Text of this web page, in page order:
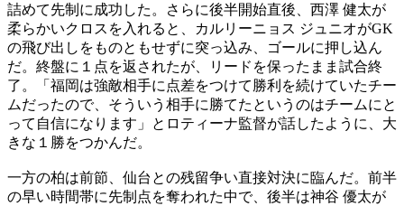
詰めて先制に成功した。さらに後半開始直後、西澤 健太が
柔らかいクロスを入れると、カルリーニョス ジュニオがGK
の飛び出しをものともせずに突っ込み、ゴールに押し込ん
だ。終盤に１点を返されたが、リードを保ったまま試合終
了。「福岡は強敵相手に点差をつけて勝利を続けていたチー
ムだったので、そういう相手に勝てたというのはチームにと
って自信になります」とロティーナ監督が話したように、大
きな１勝をつかんだ。
一方の柏は前節、仙台との残留争い直接対決に臨んだ。前半
の早い時間帯に先制点を奪われた中で、後半は神谷 優太が